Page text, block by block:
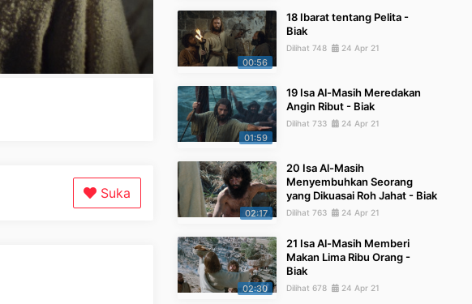
Suka
00:56
18 Ibarat tentang Pelita -
Biak
Dilihat 748 24 Apr 21
01:59
19 Isa Al-Masih Meredakan
Angin Ribut - Biak
Dilihat 733 24 Apr 21
02:17
20 Isa Al-Masih
Menyembuhkan Seorang
yang Dikuasai Roh Jahat - Biak
Dilihat 763 24 Apr 21
02:30
21 Isa Al-Masih Memberi
Makan Lima Ribu Orang -
Biak
Dilihat 678 24 Apr 21